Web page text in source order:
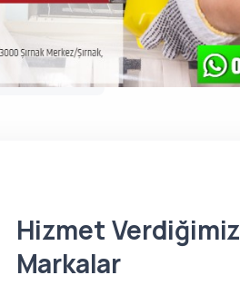
Hizmet Verdiğimiz
Markalar